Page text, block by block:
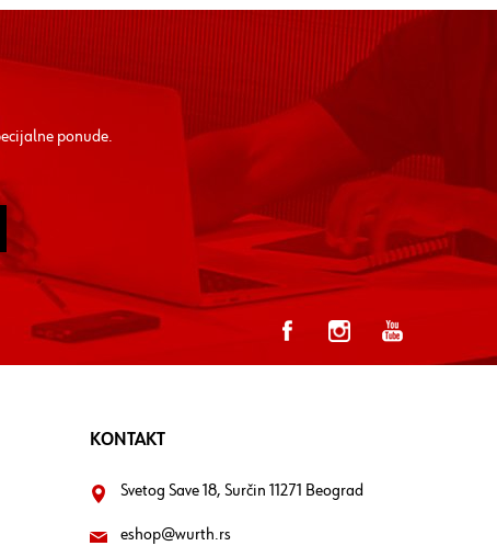
ponude.
KONTAKT
Svetog Save 18, Surčin 11271 Beograd
eshop@wurth.rs